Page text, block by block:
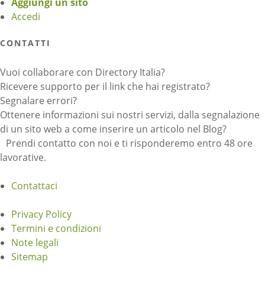
Accedi
CONTATTI
Vuoi collaborare con Directory Italia?
Ricevere supporto per il link che hai registrato?
Segnalare errori?
Ottenere informazioni sui nostri servizi, dalla segnalazione
di un sito web a come inserire un articolo nel Blog?
Prendi contatto con noi e ti risponderemo entro 48 ore
lavorative.
Contattaci
Privacy Policy
Termini e condizioni
Note legali
Sitemap